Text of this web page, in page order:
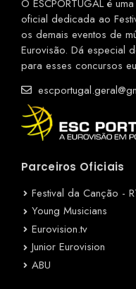
O ESCPORTUGAL é
oficial dedicada ao
os demais eventos de
Eurovisão. Dá especial
para esses concursos
Parceiros Oficiais
Festival da Canção -
Young Musicians
Eurovision.tv
Junior Eurovision
ABU